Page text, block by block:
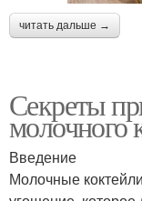
читать дальше →
Секреты
молочного
Введение
Молочные